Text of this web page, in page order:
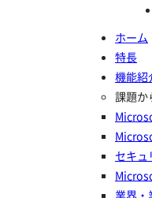
ホーム
特長
機能紹
課題か
セキュ
ナレッジ/コラ
OneDrive の
リットや使